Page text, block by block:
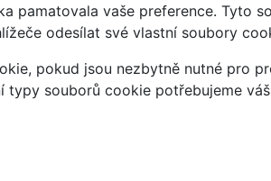
pamatovala vaše preference. Tyto
odesílat své vlastní soubory
pokud jsou nezbytně nutné pro
typy souborů cookie potřebujeme